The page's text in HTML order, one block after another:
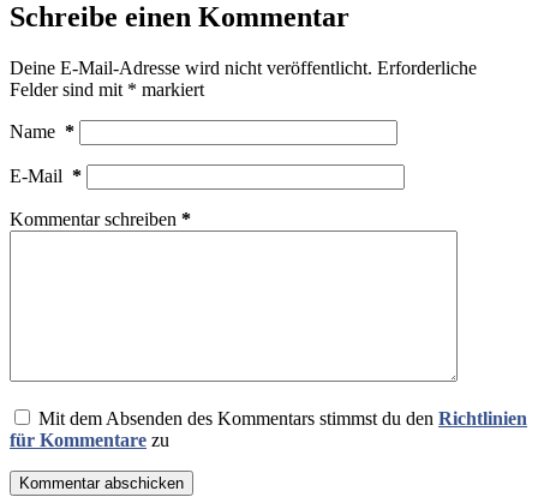
Schreibe einen Kommentar
Deine E-Mail-Adresse wird nicht veröffentlicht. Erforderliche
Felder sind mit * markiert
Name *
E-Mail *
Kommentar schreiben *
Mit dem Absenden des Kommentars stimmst du den Richtlinien
für Kommentare zu
Kommentar abschicken